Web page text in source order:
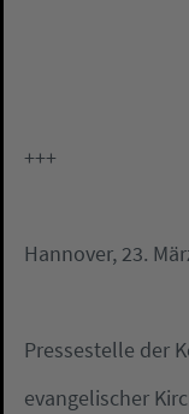
+++
Hannover, 23.
Pressestelle der
evangelischer